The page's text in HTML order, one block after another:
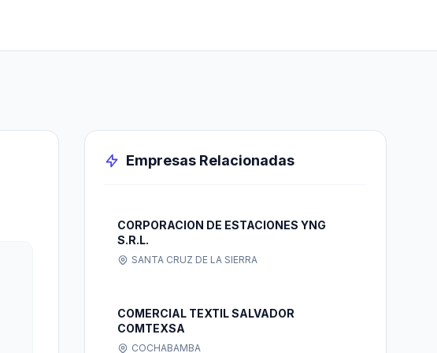
Empresas Relacionadas
CORPORACION DE ESTACIONES YNG
S.R.L.
SANTA CRUZ DE LA SIERRA
COMERCIAL TEXTIL SALVADOR
COMTEXSA
COCHABAMBA